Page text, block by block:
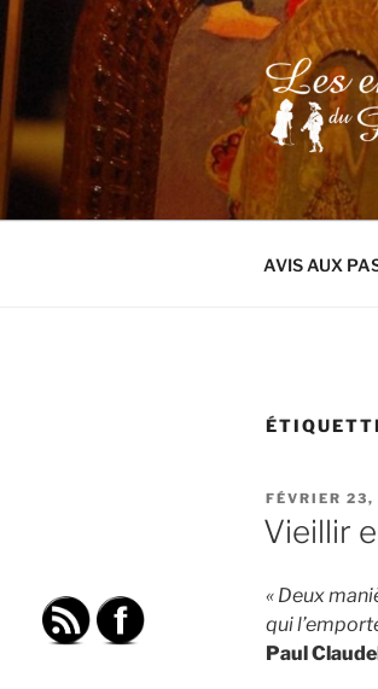
Aller
au
contenu
principal
AVIS AUX
PUBLIÉ
LE
FÉVRIER
Vieillir
« Deux
qui
Paul